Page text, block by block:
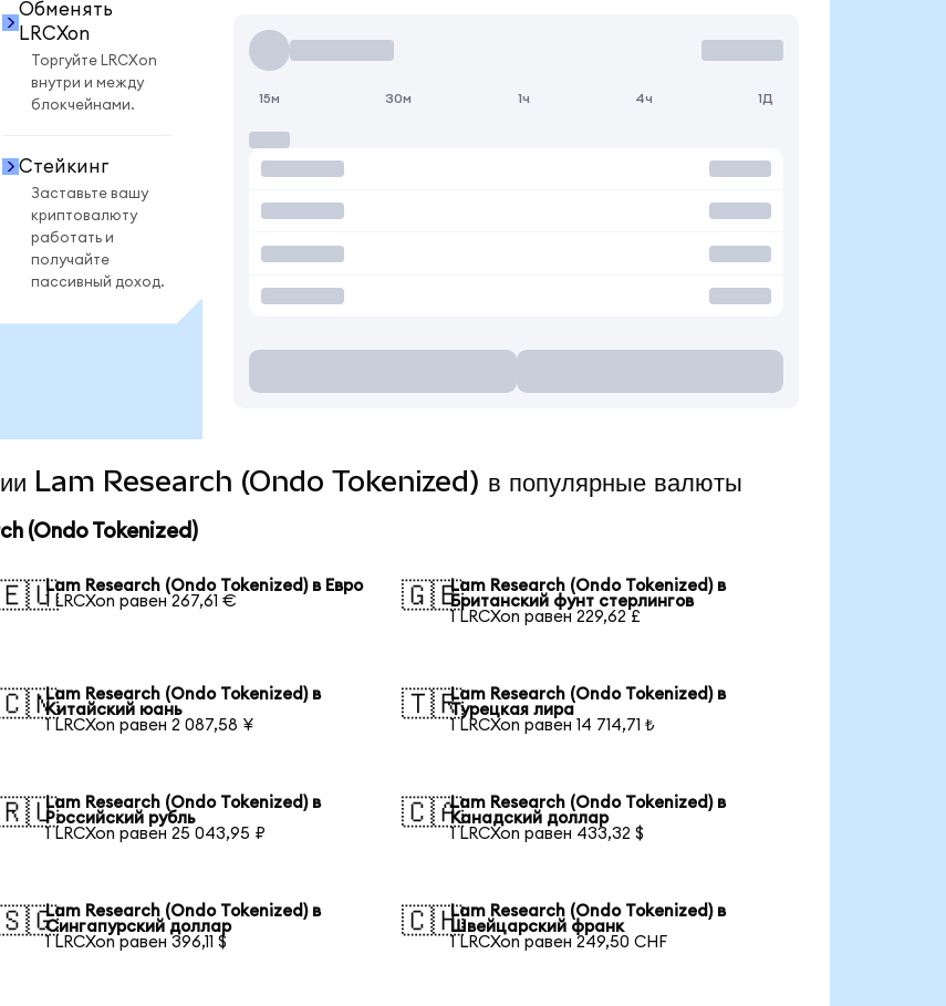
Обменять
LRCXon
Торгуйте LRCXon
внутри и между
блокчейнами.
Стейкинг
Заставьте вашу
криптовалюту
работать и
получайте
пассивный доход.
15м 30м 1ч 4ч 1Д
Lam Research (Ondo Tokenized) в популярные валюты
(Ondo Tokenized)
Lam Research (Ondo Tokenized) в Евро
1 LRCXon равен 267,61 €
🇬🇧Lam Research (Ondo Tokenized) в
Британский фунт стерлингов
1 LRCXon равен 229,62 £
Lam Research (Ondo Tokenized) в
Китайский юань
1 LRCXon равен 2 087,58 ¥
🇹🇷Lam Research (Ondo Tokenized) в
Турецкая лира
1 LRCXon равен 14 714,71 ₺
Lam Research (Ondo Tokenized) в
Российский рубль
1 LRCXon равен 25 043,95 ₽
🇨🇦Lam Research (Ondo Tokenized) в
Канадский доллар
1 LRCXon равен 433,32 $
Lam Research (Ondo Tokenized) в
Сингапурский доллар
1 LRCXon равен 396,11 $
🇨🇭Lam Research (Ondo Tokenized) в
Швейцарский франк
1 LRCXon равен 249,50 CHF